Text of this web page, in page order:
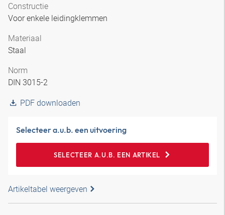
Constructie
Voor enkele leidingklemmen
Materiaal
Staal
Norm
DIN 3015-2
PDF downloaden
Selecteer a.u.b. een uitvoering
SELECTEER A.U.B. EEN ARTIKEL
Artikeltabel weergeven